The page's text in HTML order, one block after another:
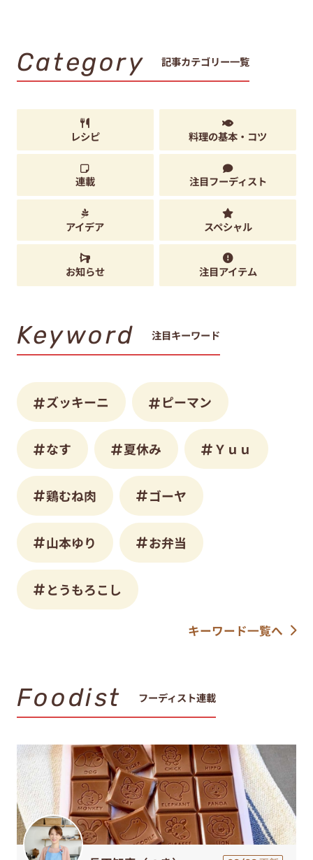
Category 記事カテゴリー一覧
レシピ 料理の基本・コツ
連載 注目フーディスト
アイデア スペシャル
お知らせ 注目アイテム
Keyword 注目キーワード
ズッキーニ ピーマン
なす 夏休み Ｙｕｕ
鶏むね肉 ゴーヤ
山本ゆり お弁当
とうもろこし
キーワード一覧へ
Foodist フーディスト連載